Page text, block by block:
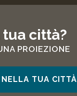
città?
PROIEZIONE
NELLA TUA CITTÀ